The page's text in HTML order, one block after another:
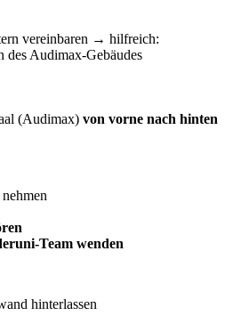
vereinbaren → hilfreich:
des Audimax-Gebäudes
(Audimax) von vorne nach hinten
Team wenden
hinterlassen